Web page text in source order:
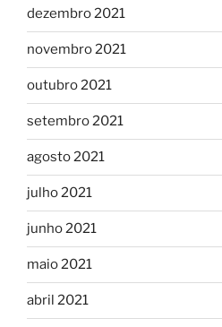
dezembro 2021
novembro 2021
outubro 2021
setembro 2021
agosto 2021
julho 2021
junho 2021
maio 2021
abril 2021